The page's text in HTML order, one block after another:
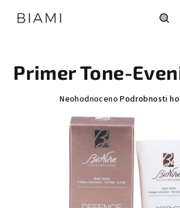
Primer Tone-
Průměrné
produktu
0,0
hvězdiček.
Neohodnoceno Podrobnosti